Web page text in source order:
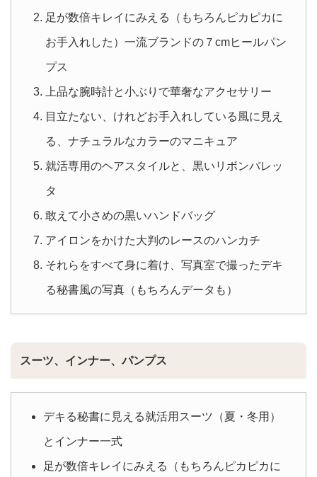
足が数倍キレイにみえる（もちろんピカピカに
お手入れした）一流ブランドの７cmヒールパン
プス
上品な腕時計と小ぶりで華奢なアクセサリー
目立たない、けれどお手入れしている風に見え
る、ナチュラルなカラーのマニキュア
就活専用のヘアスタイルと、黒いリボンバレッ
タ
敢えて小さめの黒いハンドバッグ
アイロンをかけた大判のレースのハンカチ
それらをすべて身に着け、写真室で撮ったデキ
る秘書風の写真（もちろんデータも）
スーツ、インナー、パンプス
デキる秘書に見える就活用スーツ（夏・冬用）
とインナー一式
足が数倍キレイにみえる（もちろんピカピカに